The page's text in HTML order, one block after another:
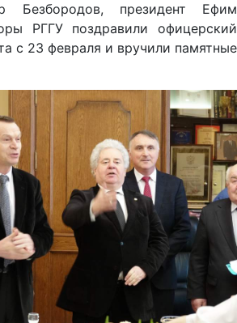
Безбородов, президент Ефим
РГГУ поздравили офицерский
с 23 февраля и вручили памятные